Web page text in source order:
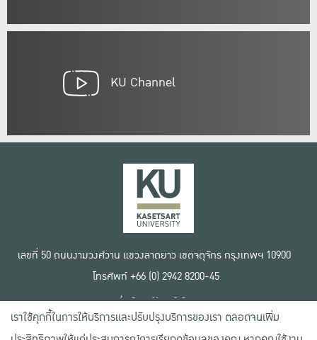
KU Channel
เลขที่ 50 ถนนงามวงศ์วาน แขวงลาดยาว เขตจตุจักร กรุงเทพฯ 10900
โทรศัพท์ +66 (0) 2942 8200-45
เงื่อนไขการใช้งานเว็บไซต์
ข้อตกลงด้านสิทธิ์ใช้งาน
นโยบายความเป็นส่วนตัว
เราใช้คุกกี้ในการให้บริการและปรับปรุงบริการของเรา ตลอดจนเพิ่ม